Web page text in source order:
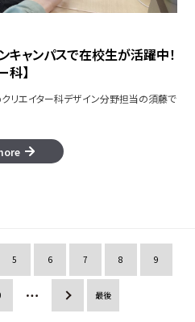
キャンパスで在校生が活躍中！
科】
クリエイター科デザイン分野担当の須藤で
5 6 7 8 9
» 最後